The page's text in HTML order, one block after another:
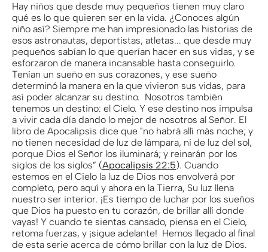
Hay niños que desde muy pequeños tienen muy claro
qué es lo que quieren ser en la vida. ¿Conoces algún
niño así? Siempre me han impresionado las historias de
esos astronautas, deportistas, atletas... que desde muy
pequeños sabían lo que querían hacer en sus vidas, y se
esforzaron de manera incansable hasta conseguirlo.
Tenían un sueño en sus corazones, y ese sueño
determinó la manera en la que vivieron sus vidas, para
así poder alcanzar su destino. Nosotros también
tenemos un destino: el Cielo. Y ese destino nos impulsa
a vivir cada día dando lo mejor de nosotros al Señor. El
libro de Apocalipsis dice que "no habrá allí más noche; y
no tienen necesidad de luz de lámpara, ni de luz del sol,
porque Dios el Señor los iluminará; y reinarán por los
siglos de los siglos” (Apocalipsis 22:5). Cuando
estemos en el Cielo la luz de Dios nos envolverá por
completo, pero aquí y ahora en la Tierra, Su luz llena
nuestro ser interior. ¡Es tiempo de luchar por los sueños
que Dios ha puesto en tu corazón, de brillar allí donde
vayas! Y cuando te sientas cansado, piensa en el Cielo,
retoma fuerzas, y ¡sigue adelante! Hemos llegado al final
de esta serie acerca de cómo brillar con la luz de Dios.